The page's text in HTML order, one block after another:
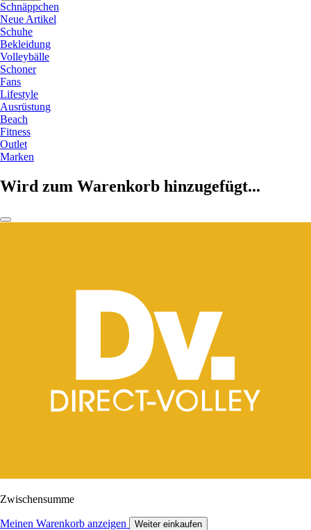
Schnäppchen
Neue Artikel
Schuhe
Bekleidung
Volleybälle
Schoner
Fans
Lifestyle
Ausrüstung
Beach
Fitness
Outlet
Marken
Wird zum Warenkorb hinzugefügt...
Zwischensumme
Meinen Warenkorb anzeigen Weiter einkaufen